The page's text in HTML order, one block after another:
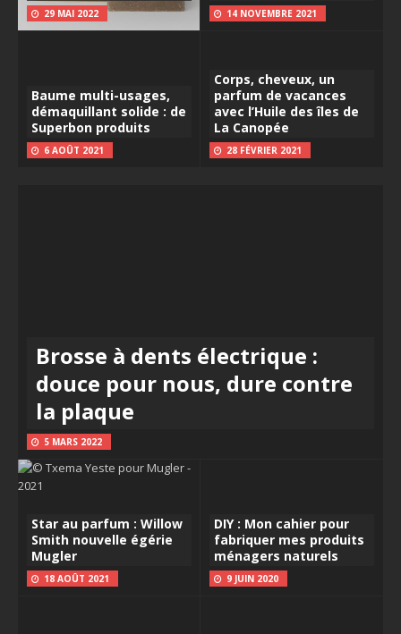
29 MAI 2022 14 NOVEMBRE 2021
Baume multi-usages,
démaquillant solide : de
Superbon produits
6 AOÛT 2021
Corps, cheveux, un
parfum de vacances
avec l’Huile des îles de
La Canopée
28 FÉVRIER 2021
Brosse à dents électrique :
douce pour nous, dure contre
la plaque
5 MARS 2022
Star au parfum : Willow
Smith nouvelle égérie
Mugler
18 AOÛT 2021
DIY : Mon cahier pour
fabriquer mes produits
ménagers naturels
9 JUIN 2020